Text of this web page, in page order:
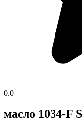
0.0
масло 1034-F